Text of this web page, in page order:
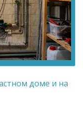
доме и на